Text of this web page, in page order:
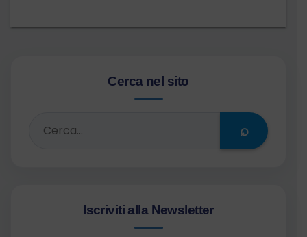
Cerca nel sito
⌕
Iscriviti alla Newsletter